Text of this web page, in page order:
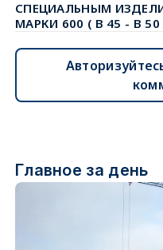
СПЕЦИАЛЬНЫМ
МАРКИ 600 ( В 45 - В 50
Главное за день